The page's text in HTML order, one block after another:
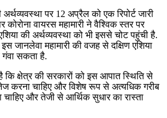
पर 12 अप्रैल को एक रिपोर्ट जारी
कोरोना वायरस महामारी ने वैश्विक स्तर पर
की अर्थव्यवस्था को भी इससे चोट पहुंची है.
जानलेवा महामारी की वजह से दक्षिण एशिया
गंवा सकता है.
क्षेत्र की सरकारों को इस आपात स्थिति से
करना चाहिए और विशेष रूप से अत्यधिक गरीब
चाहिए और तेजी से आर्थिक सुधार का रास्ता